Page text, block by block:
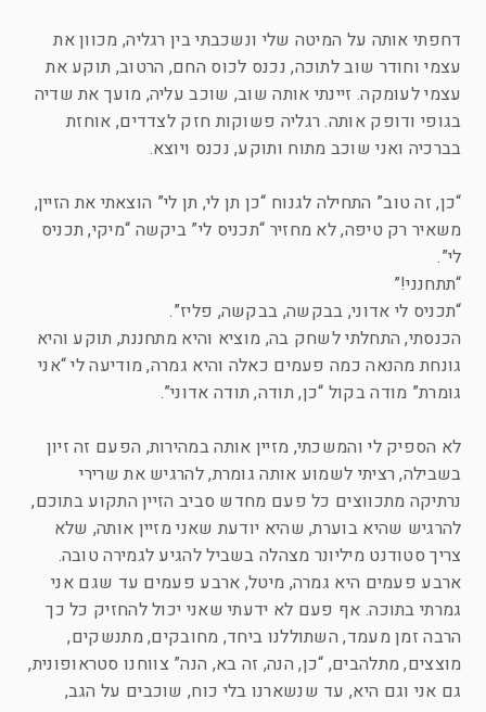
דחפתי אותה על המיטה שלי ונשכבתי בין רגליה, מכוון את
עצמי וחודר שוב לתוכה, נכנס לכוס החם, הרטוב, תוקע את
עצמי לעומקה. זיינתי אותה שוב, שוכב עליה, מועך את שדיה
בגופי ודופק אותה. רגליה פשוקות חזק לצדדים, אוחזת
בברכיה ואני שוכב מתוח ותוקע, נכנס ויוצא.
“כן, זה טוב” התחילה לגנוח “כן תן לי, תן לי” הוצאתי את הזיין,
משאיר רק טיפה, לא מחזיר “תכניס לי” ביקשה “מיקי, תכניס
לי”.
“תתחנני!”
“תכניס לי אדוני, בבקשה, בבקשה, פליז”.
הכנסתי, התחלתי לשחק בה, מוציא והיא מתחננת, תוקע והיא
גונחת מהנאה כמה פעמים כאלה והיא גמרה, מודיעה לי “אני
גומרת” מודה בקול “כן, תודה, תודה אדוני”.
לא הספיק לי והמשכתי, מזיין אותה במהירות, הפעם זה זיון
בשבילה, רציתי לשמוע אותה גומרת, להרגיש את שרירי
נרתיקה מתכווצים כל פעם מחדש סביב הזיין התקוע בתוכם,
להרגיש שהיא בוערת, שהיא יודעת שאני מזיין אותה, שלא
צריך סטודנט מיליונר מצהלה בשביל להגיע לגמירה טובה.
ארבע פעמים היא גמרה, מיטל, ארבע פעמים עד שגם אני
גמרתי בתוכה. אף פעם לא ידעתי שאני יכול להחזיק כל כך
הרבה זמן מעמד, השתוללנו ביחד, מחובקים, מתנשקים,
מוצצים, מתלהבים, “כן, הנה, זה בא, הנה” צווחנו סטראופונית,
גם אני וגם היא, עד שנשארנו בלי כוח, שוכבים על הגב,